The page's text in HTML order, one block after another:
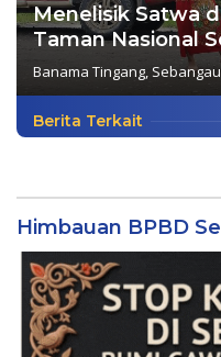
Menelisik Satwa
Taman Nasional
Banama Tingang,
Berita Terkait
Himbauan BPBD